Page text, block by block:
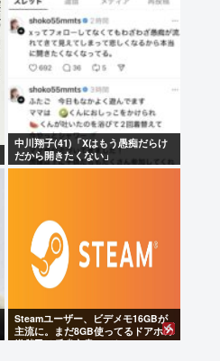
中川翔子(41)「Xはもう愚痴だらけ
だから開きたくない」
Steamユーザー、ビデメモ16GBが
主流に。まだ8GB使ってるドアホの
嫌儲民は反省文書いてね。